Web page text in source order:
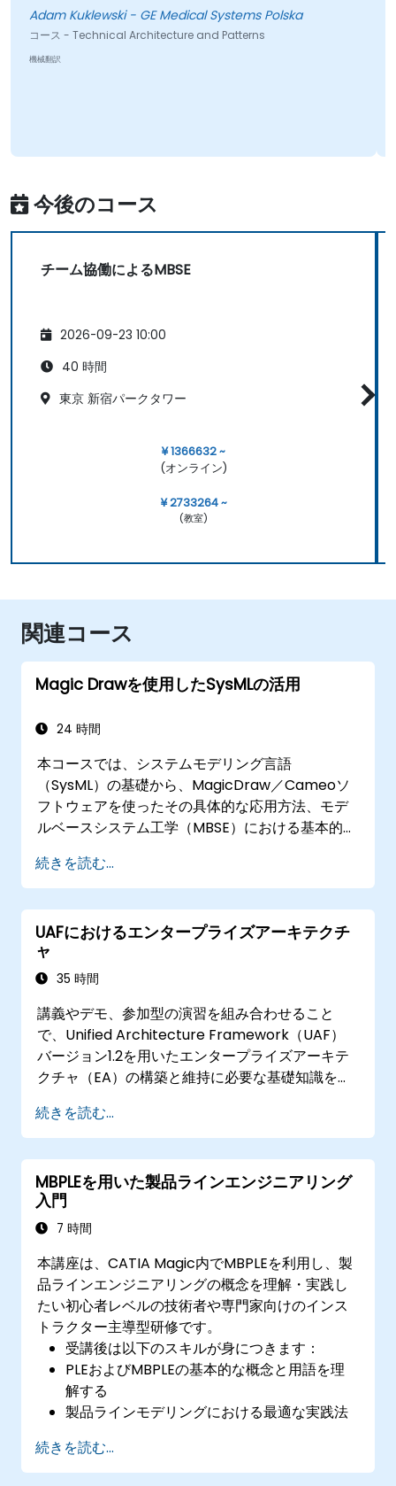
Adam Kuklewski - GE Medical Systems Polska
コース - Technical Architecture and Patterns
機械翻訳
今後のコース
チーム協働によるMBSE
2026-09-23 10:00
40 時間
東京 新宿パークタワー
¥ 1366632 ~
(オンライン)
¥ 2733264 ~
(教室)
関連コース
Magic Drawを使用したSysMLの活用
24 時間
本コースでは、システムモデリング言語
（SysML）の基礎から、MagicDraw／Cameoソ
フトウェアを使ったその具体的な応用方法、モデ
ルベースシステム工学（MBSE）における基本的な
適な実践手法までを系統的に学ぶことを目的とし
ています。
続きを読む...
UAFにおけるエンタープライズアーキテクチ
ャ
35 時間
講義やデモ、参加型の演習を組み合わせること
で、Unified Architecture Framework（UAF）
バージョン1.2を用いたエンタープライズアーキテ
クチャ（EA）の構築と維持に必要な基礎知識を習
続きを読む...
MBPLEを用いた製品ラインエンジニアリング
入門
7 時間
本講座は、CATIA Magic内でMBPLEを利用し、製
品ラインエンジニアリングの概念を理解・実践し
たい初心者レベルの技術者や専門家向けのインス
トラクター主導型研修です。
受講後は以下のスキルが身につきます：
PLEおよびMBPLEの基本的な概念と用語を理
解する
製品ラインモデリングにおける最適な実践法
CATIA Magic内で製品ラインの定義プロセス
を実施できる
続きを読む...